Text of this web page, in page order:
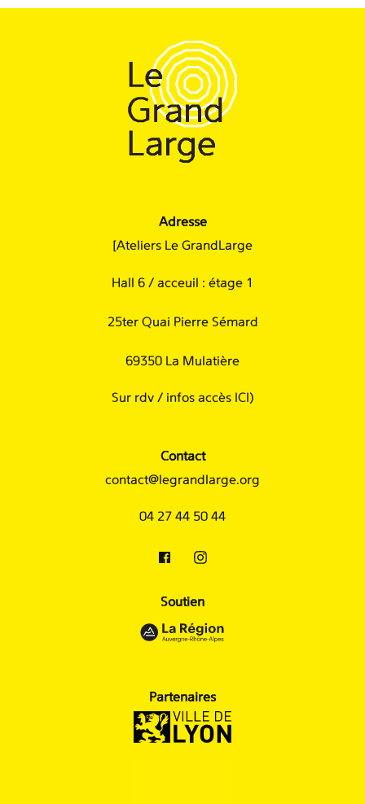
Adresse
[Ateliers Le GrandLarge
Hall 6 / acceuil : étage 1
25ter Quai Pierre Sémard
69350 La Mulatière
Sur rdv / infos accès ICI )
Contact
contact@legrandlarge.org
04 27 44 50 44
Soutien
Partenaires